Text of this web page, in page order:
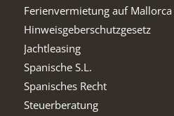
Ferienvermietung auf Mallorca
Hinweisgeberschutzgesetz
Jachtleasing
Spanische S.L.
Spanisches Recht
Steuerberatung